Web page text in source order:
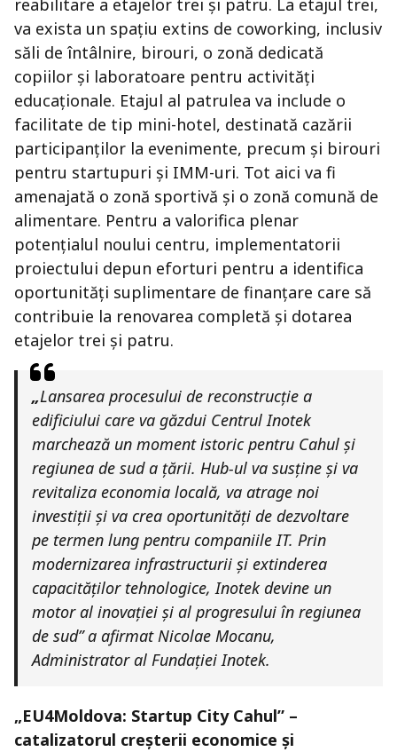
reabilitare a etajelor trei și patru. La etajul trei,
va exista un spațiu extins de coworking, inclusiv
săli de întâlnire, birouri, o zonă dedicată
copiilor și laboratoare pentru activități
educaționale. Etajul al patrulea va include o
facilitate de tip mini-hotel, destinată cazării
participanților la evenimente, precum și birouri
pentru startupuri și IMM-uri. Tot aici va fi
amenajată o zonă sportivă și o zonă comună de
alimentare. Pentru a valorifica plenar
potențialul noului centru, implementatorii
proiectului depun eforturi pentru a identifica
oportunități suplimentare de finanțare care să
contribuie la renovarea completă și dotarea
etajelor trei și patru.
„Lansarea procesului de reconstrucție a
edificiului care va găzdui Centrul Inotek
marchează un moment istoric pentru Cahul și
regiunea de sud a țării. Hub-ul va susține și va
revitaliza economia locală, va atrage noi
investiții și va crea oportunități de dezvoltare
pe termen lung pentru companiile IT. Prin
modernizarea infrastructurii și extinderea
capacităților tehnologice, Inotek devine un
motor al inovației și al progresului în regiunea
de sud” a afirmat Nicolae Mocanu,
Administrator al Fundației Inotek.
„EU4Moldova: Startup City Cahul” –
catalizatorul creșterii economice și